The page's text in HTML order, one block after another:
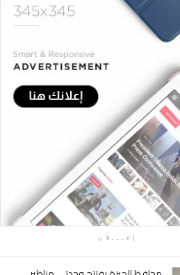
إعـــلان